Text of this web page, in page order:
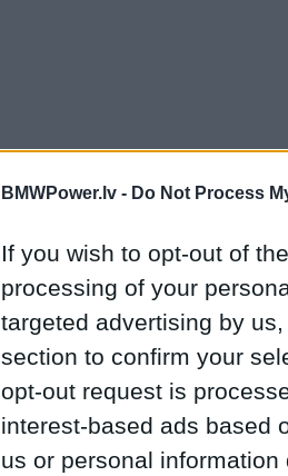
BMWPower.lv - Do Not Process
If you wish to opt-out of
processing of your
targeted advertising by
section to confirm your
opt-out request is
interest-based ads based
us or personal